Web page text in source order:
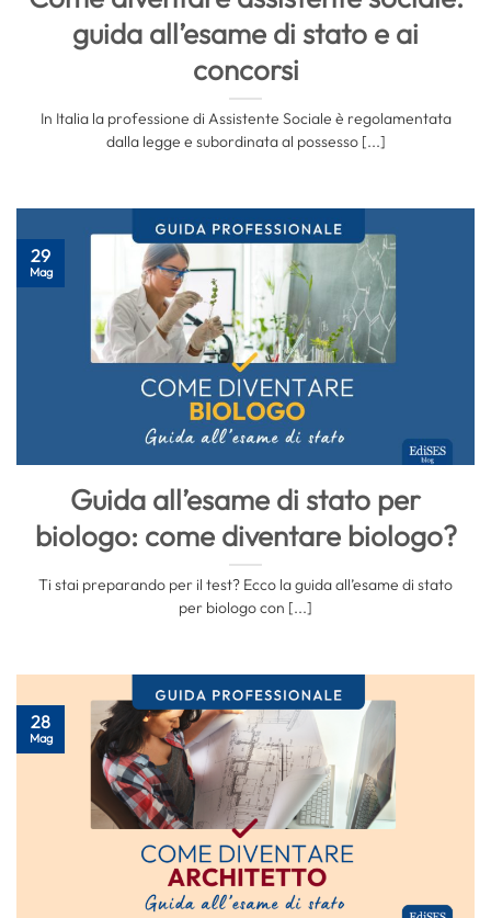
guida all’esame di stato e ai
concorsi
In Italia la professione di Assistente Sociale è regolamentata
dalla legge e subordinata al possesso [...]
Guida all’esame di stato per
biologo: come diventare biologo?
Ti stai preparando per il test? Ecco la guida all’esame di stato
per biologo con [...]
29
Mag
28
Mag